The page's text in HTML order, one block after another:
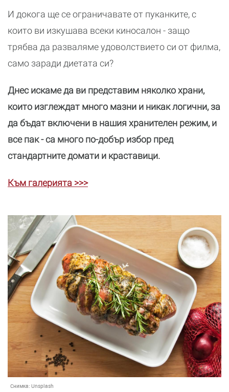
И докога ще се ограничавате от пуканките, с
които ви изкушава всеки киносалон - защо
трябва да разваляме удоволствието си от филма,
само заради диетата си?
Днес искаме да ви представим няколко храни,
които изглеждат много мазни и никак логични, за
да бъдат включени в нашия хранителен режим, и
все пак - са много по-добър избор пред
стандартните домати и краставици.
Към галерията >>>
Снимка: Unsplash